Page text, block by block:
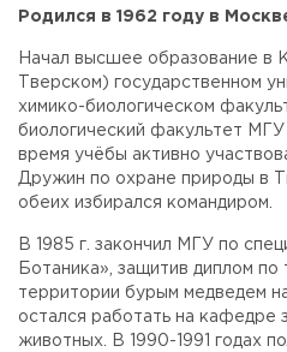
Родился в 1962 году в
Начал высшее образование в
Тверском) государственном
химико-биологическом
биологический факультет
время учёбы активно
Дружин по охране природы в
обеих избирался командиром.
В 1985 г. закончил МГУ по
Ботаника», защитив диплом по
территории бурым медведем
остался работать на кафедре
животных. В 1990-1991 годах